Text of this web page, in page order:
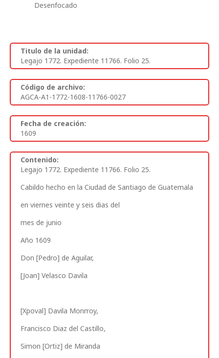
Desenfocado
Titulo de la unidad:
Legajo 1772. Expediente 11766. Folio 25.
Código de archivo:
AGCA-A1-1772-1608-11766-0027
Fecha de creación:
1609
Contenido:
Legajo 1772. Expediente 11766. Folio 25.
Cabildo hecho en la Ciudad de Santiago de Guatemala
en viernes veinte y seis dias del
mes de junio
Año 1609
Don [Pedro] de Aguilar,
[Joan] Velasco Davila
[Xpoval] Davila Monrroy,
Francisco Diaz del Castillo,
Simon [Ortiz] de Miranda